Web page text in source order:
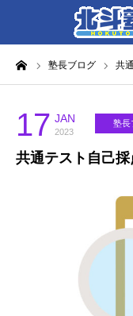
塾長ブログ 共
17 JAN
2023
塾長
共通テスト自己
HOME
各教室別に記事
北斗塾／教室一覧